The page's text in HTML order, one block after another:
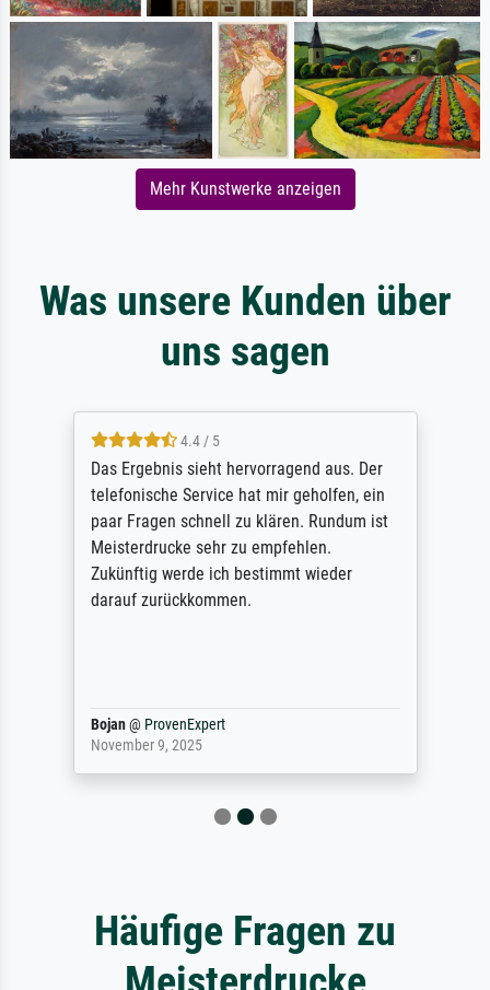
Mehr Kunstwerke anzeigen
Was unsere Kunden über
uns sagen
4.4 / 5
Das Ergebnis sieht hervorragend aus. Der
telefonische Service hat mir geholfen, ein
paar Fragen schnell zu klären. Rundum ist
Meisterdrucke sehr zu empfehlen.
Zukünftig werde ich bestimmt wieder
darauf zurückkommen.
Bojan@ ProvenExpert
November 9, 2025
Häufige Fragen zu